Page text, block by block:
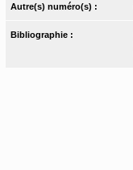
Autre(s) numéro(s) :
Bibliographie :